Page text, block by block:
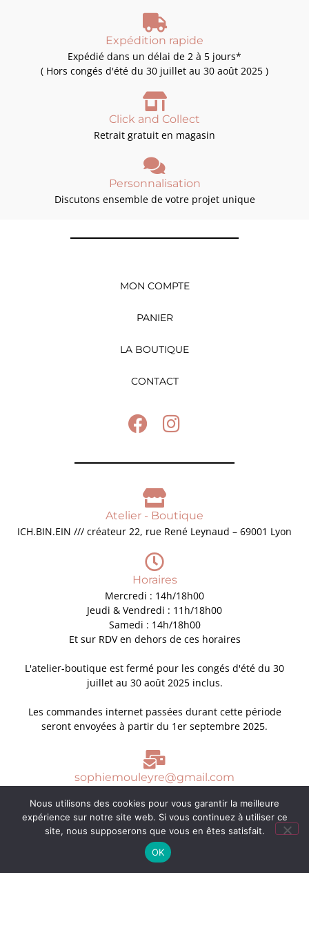
Expédition rapide
Expédié dans un délai de 2 à 5 jours*
( Hors congés d'été du 30 juillet au 30 août 2025 )
Click and Collect
Retrait gratuit en magasin
Personnalisation
Discutons ensemble de votre projet unique
MON COMPTE
PANIER
LA BOUTIQUE
CONTACT
Atelier - Boutique
ICH.BIN.EIN /// créateur 22, rue René Leynaud – 69001 Lyon
Horaires
Mercredi : 14h/18h00
Jeudi & Vendredi : 11h/18h00
Samedi : 14h/18h00
Et sur RDV en dehors de ces horaires
L'atelier-boutique est fermé pour les congés d'été du 30
juillet au 30 août 2025 inclus.
Les commandes internet passées durant cette période
seront envoyées à partir du 1er septembre 2025.
sophiemouleyre@gmail.com
04 72 07 80 55
© 2020 sophiemouleyre.com –
Tous droits réservés –Mentions légales–Politique de
Nous utilisons des cookies pour vous garantir la meilleure
expérience sur notre site web. Si vous continuez à utiliser ce
site, nous supposerons que vous en êtes satisfait.
OK